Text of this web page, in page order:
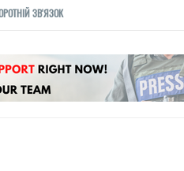
ЗВ'ЯЗОК